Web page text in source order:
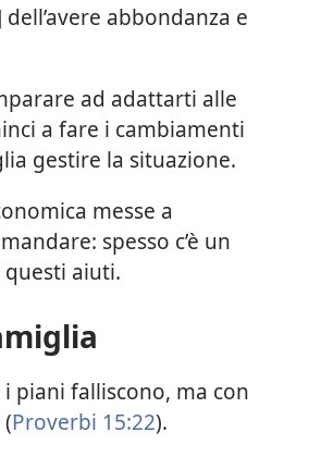
abbondanza e
ad adattarti alle
a fare i cambiamenti
gestire la situazione.
messe a
spesso c’è un
aiuti.
piani falliscono, ma con
Proverbi 15:22).